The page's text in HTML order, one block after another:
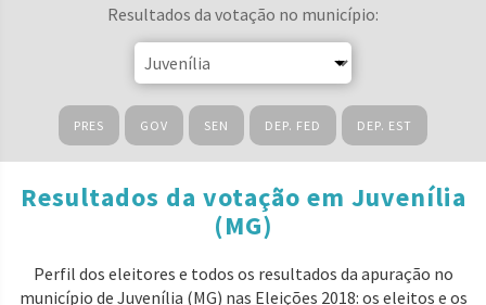
Resultados da votação no município:
PRES GOV SEN DEP. FED DEP. EST
Resultados da votação em Juvenília
(MG)
Perfil dos eleitores e todos os resultados da apuração no
município de Juvenília (MG) nas Eleições 2018: os eleitos e os